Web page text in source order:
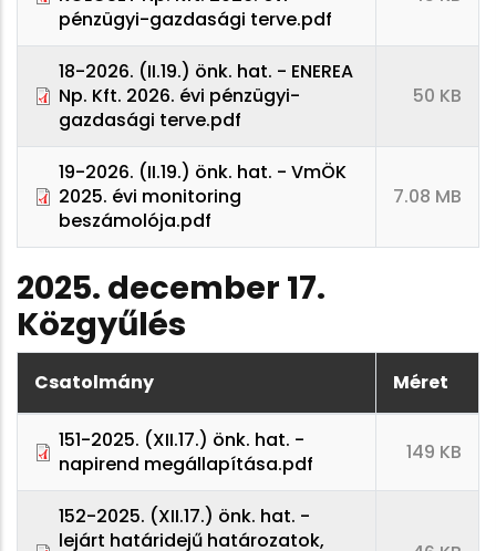
pénzügyi-gazdasági terve.pdf
18-2026. (II.19.) önk. hat. - ENEREA
Np. Kft. 2026. évi pénzügyi-
gazdasági terve.pdf
50 KB
19-2026. (II.19.) önk. hat. - VmÖK
2025. évi monitoring
beszámolója.pdf
7.08 MB
2025. december 17.
Közgyűlés
Csatolmány Méret
151-2025. (XII.17.) önk. hat. -
napirend megállapítása.pdf
149 KB
152-2025. (XII.17.) önk. hat. -
lejárt határidejű határozatok,